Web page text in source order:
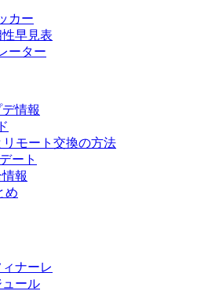
カー
早見表
ーター
情報
モート交換の方法
ート
報
め
ナーレ
ール